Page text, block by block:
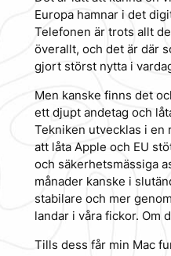
Europa hamnar i det
Telefonen är trots allt
överallt, och det är där
gjort störst nytta i
Men kanske finns det
ett djupt andetag och
Tekniken utvecklas i en
att låta Apple och EU
och säkerhetsmässiga
månader kanske i
stabilare och mer
landar i våra fickor. Om
Tills dess får min Mac